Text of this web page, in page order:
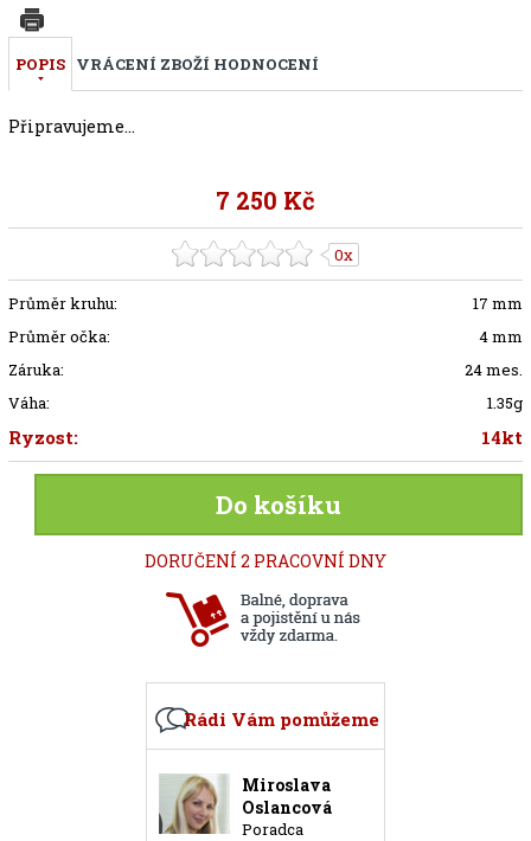
POPIS VRÁCENÍ ZBOŽÍ HODNOCENÍ
Připravujeme...
7 250 Kč
0x
Průměr kruhu:
17 mm
Průměr očka:
4 mm
Záruka:
24 mes.
Váha:
1.35g
Ryzost: 14kt
Do košíku
DORUČENÍ 2 PRACOVNÍ DNY
Rádi Vám pomůžeme
Miroslava
Oslancová
Poradca